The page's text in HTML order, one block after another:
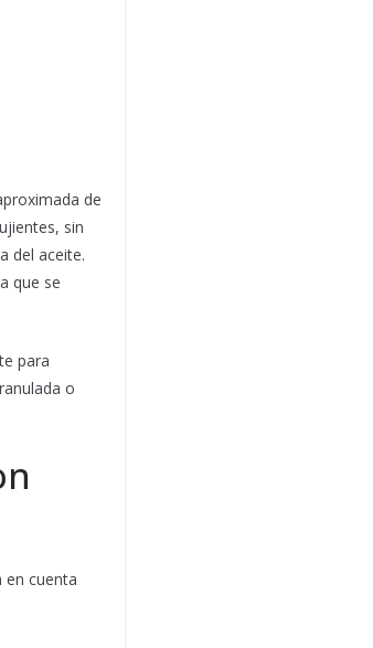
de
sin
del aceite.
que se
para
o
en cuenta